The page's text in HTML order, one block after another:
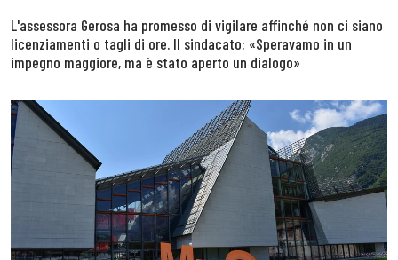
L'assessora Gerosa ha promesso di vigilare affinché non ci siano
licenziamenti o tagli di ore. Il sindacato: «Speravamo in un
impegno maggiore, ma è stato aperto un dialogo»